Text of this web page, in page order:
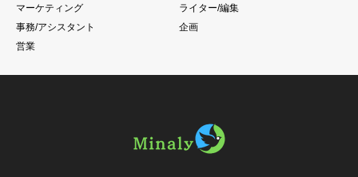
マーケティング
ライター/編集
事務/アシスタント
企画
営業